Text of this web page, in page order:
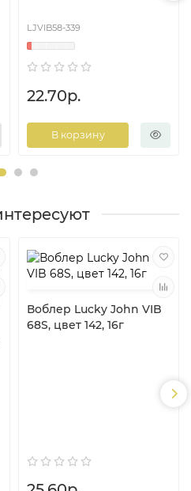
LJVIB58-339
22.70р.
В корзину
Воблер Lucky John VIB
68S, цвет 142, 16г